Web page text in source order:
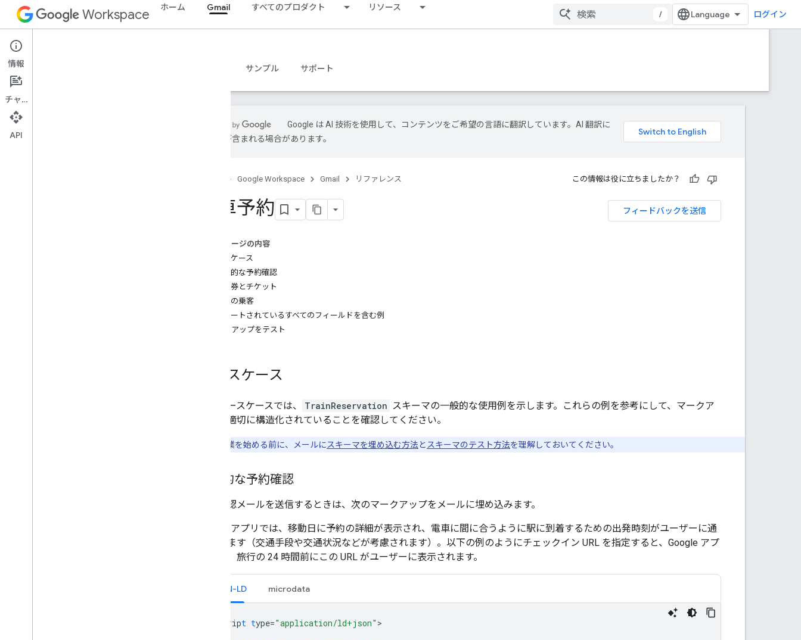
Workspace ホーム Gmail すべてのプロダクト リソース
/ ログイン
Gmail
概要 サンプル サポート
Google は AI 技術を使用して、コンテンツをご希望の言語に翻訳しています。AI 翻訳に
は誤りが含まれる場合があります。
Google Workspace Gmail リファレンス この情報は役に立ちましたか？
フィードバックを送信
列車予約
このページの内容
ユースケース
基本的な予約確認
搭乗券とチケット
複数の乗客
サポートされているすべてのフィールドを含む例
マークアップをテスト
ユースケース
次のユースケースでは、 TrainReservation スキーマの一般的な使用例を示します。これらの例を参考にして、マークア
ップが適切に構造化されていることを確認してください。
作業を始める前に、メールにスキーマを埋め込む方法 と スキーマのテスト方法を理解しておいてください。
基本的な予約確認
予約確認メールを送信するときは、次のマークアップをメールに埋め込みます。
Google アプリでは、移動日に予約の詳細が表示され、電車に間に合うように駅に到着するための出発時刻がユーザーに通
知されます（交通手段や交通状況などが考慮されます）。以下の例のようにチェックイン URL を指定すると、Google アプ
リでは、旅行の 24 時間前にこの URL がユーザーに表示されます。
JSON-LD microdata
script type="application/ld+json"
情報
チャット
API